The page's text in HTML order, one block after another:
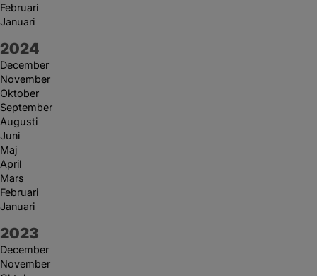
Februari
Januari
År:
2024
December
November
Oktober
September
Augusti
Juni
Maj
April
Mars
Februari
Januari
År:
2023
December
November